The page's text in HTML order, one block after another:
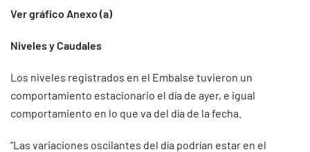
Ver gráfico Anexo (a)
Niveles y Caudales
Los niveles registrados en el Embalse tuvieron un
comportamiento estacionario el día de ayer, e igual
comportamiento en lo que va del día de la fecha.
“Las variaciones oscilantes del día podrían estar en el